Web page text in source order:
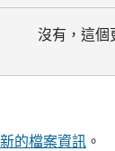
沒有，這個
的檔案資訊 。